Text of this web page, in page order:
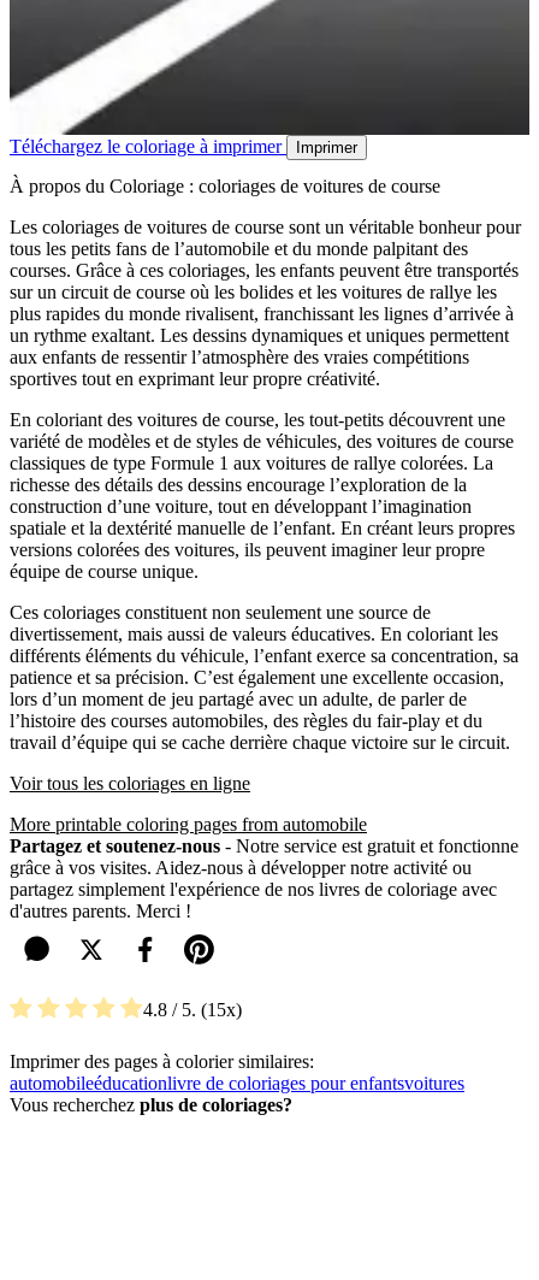
Téléchargez le coloriage à imprimer Imprimer
À propos du Coloriage : coloriages de voitures de course
Les coloriages de voitures de course sont un véritable bonheur pour
tous les petits fans de l’automobile et du monde palpitant des
courses. Grâce à ces coloriages, les enfants peuvent être transportés
sur un circuit de course où les bolides et les voitures de rallye les
plus rapides du monde rivalisent, franchissant les lignes d’arrivée à
un rythme exaltant. Les dessins dynamiques et uniques permettent
aux enfants de ressentir l’atmosphère des vraies compétitions
sportives tout en exprimant leur propre créativité.
En coloriant des voitures de course, les tout-petits découvrent une
variété de modèles et de styles de véhicules, des voitures de course
classiques de type Formule 1 aux voitures de rallye colorées. La
richesse des détails des dessins encourage l’exploration de la
construction d’une voiture, tout en développant l’imagination
spatiale et la dextérité manuelle de l’enfant. En créant leurs propres
versions colorées des voitures, ils peuvent imaginer leur propre
équipe de course unique.
Ces coloriages constituent non seulement une source de
divertissement, mais aussi de valeurs éducatives. En coloriant les
différents éléments du véhicule, l’enfant exerce sa concentration, sa
patience et sa précision. C’est également une excellente occasion,
lors d’un moment de jeu partagé avec un adulte, de parler de
l’histoire des courses automobiles, des règles du fair-play et du
travail d’équipe qui se cache derrière chaque victoire sur le circuit.
Voir tous les coloriages en ligne
More printable coloring pages from automobile
Partagez et soutenez-nous - Notre service est gratuit et fonctionne
grâce à vos visites. Aidez-nous à développer notre activité ou
partagez simplement l'expérience de nos livres de coloriage avec
d'autres parents. Merci !
4.8 / 5. 15
Imprimer des pages à colorier similaires:
automobileéducationlivre de coloriages pour enfantsvoitures
Vous recherchez plus de coloriages?